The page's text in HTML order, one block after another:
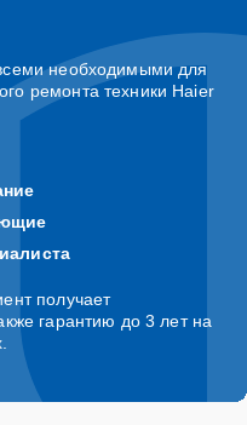
необходимыми для
ремонта техники Haier
получает
гарантию до 3 лет на